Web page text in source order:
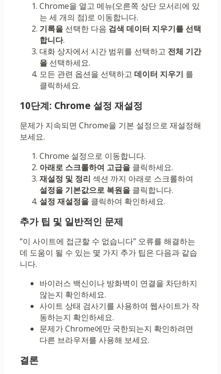
Chrome을 열고 메뉴(오른쪽 상단 모서리에 있
는 세 개의 점)로 이동합니다.
기록을 선택한 다음 검색 데이터 지우기를 선택
합니다.
대화 상자에서 시간 범위를 선택하고 전체 기간
을 선택하세요.
모든 관련 옵션을 선택하고 데이터 지우기 를
클릭하세요.
10단계: Chrome 설정 재설정
문제가 지속되면 Chrome을 기본 설정으로 재설정해
보세요.
Chrome 설정으로 이동합니다.
아래로 스크롤하여 고급을 클릭하세요.
재설정 및 정리 섹션 까지 아래로 스크롤하여
설정을 기본값으로 복원을 클릭합니다.
설정 재설정을 클릭하여 확인하세요.
추가 팁 및 일반적인 문제
“이 사이트에 접근할 수 없습니다” 오류를 해결하는
데 도움이 될 수 있는 몇 가지 추가 팁은 다음과 같습
니다.
바이러스 백신이나 방화벽이 연결을 차단하지
않는지 확인하세요.
사이트 상태 검사기를 사용하여 웹사이트가 작
동하는지 확인하세요.
문제가 Chrome에만 국한되는지 확인하려면
다른 브라우저를 사용해 보세요.
결론